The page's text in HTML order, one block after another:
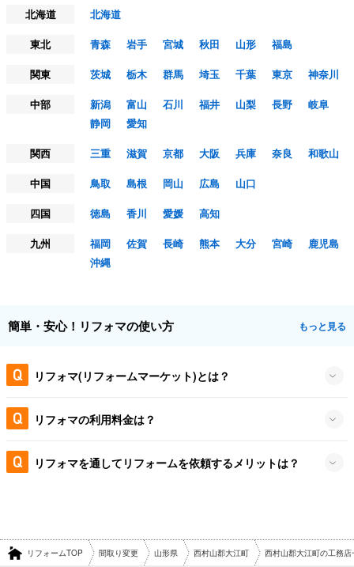
北海道
北海道
東北
青森 岩手 宮城 秋田 山形
福島
関東
茨城 栃木 群馬 埼玉 千葉 東京
神奈川
中部
新潟 富山 石川 福井 山梨 長野
岐阜
静岡
愛知
関西
三重 滋賀 京都 大阪 兵庫 奈良
和歌山
中国
鳥取 島根 岡山 広島
山口
四国
徳島 香川 愛媛
高知
九州
福岡 佐賀 長崎 熊本 大分 宮崎
鹿児島
沖縄
簡単・安心！リフォマの使い方 もっと見る
リフォマ(リフォームマーケット)とは？
リフォマの利用料金は？
リフォマを通してリフォームを依頼するメリットは？
リフォームTOP 間取り変更 山形県 西村山郡大江町 西村山郡大江町の工務店